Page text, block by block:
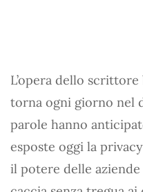
L’opera dello
torna ogni giorno nel
parole hanno
esposte oggi la
il potere delle